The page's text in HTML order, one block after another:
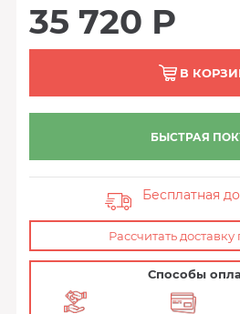
35 720 Р
В
БЫСТРАЯ
Бесплатная
Рассчитать
Способы